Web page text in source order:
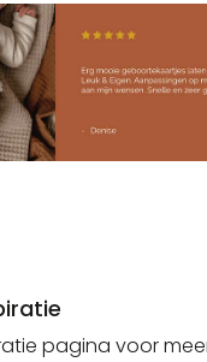
pagina voor